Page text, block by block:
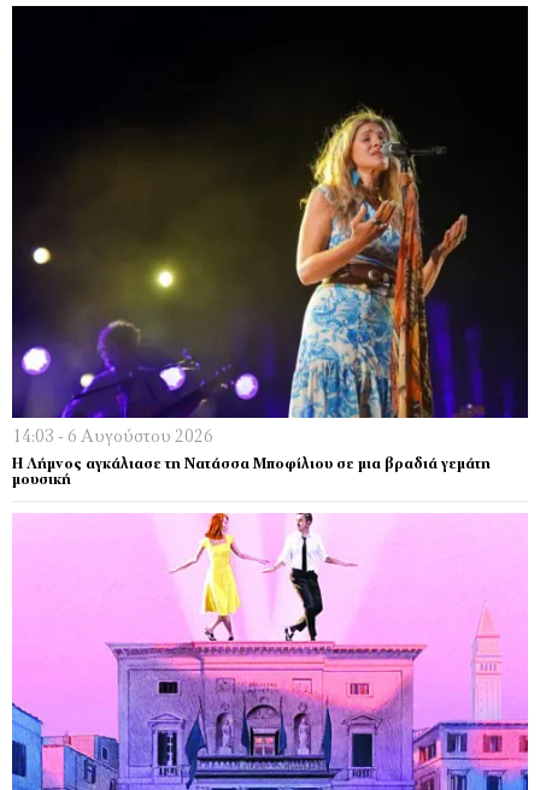
14:03 - 6 Αυγούστου 2026
Η Λήμνος αγκάλιασε τη Νατάσσα Μποφίλιου σε μια βραδιά γεμάτη
μουσική